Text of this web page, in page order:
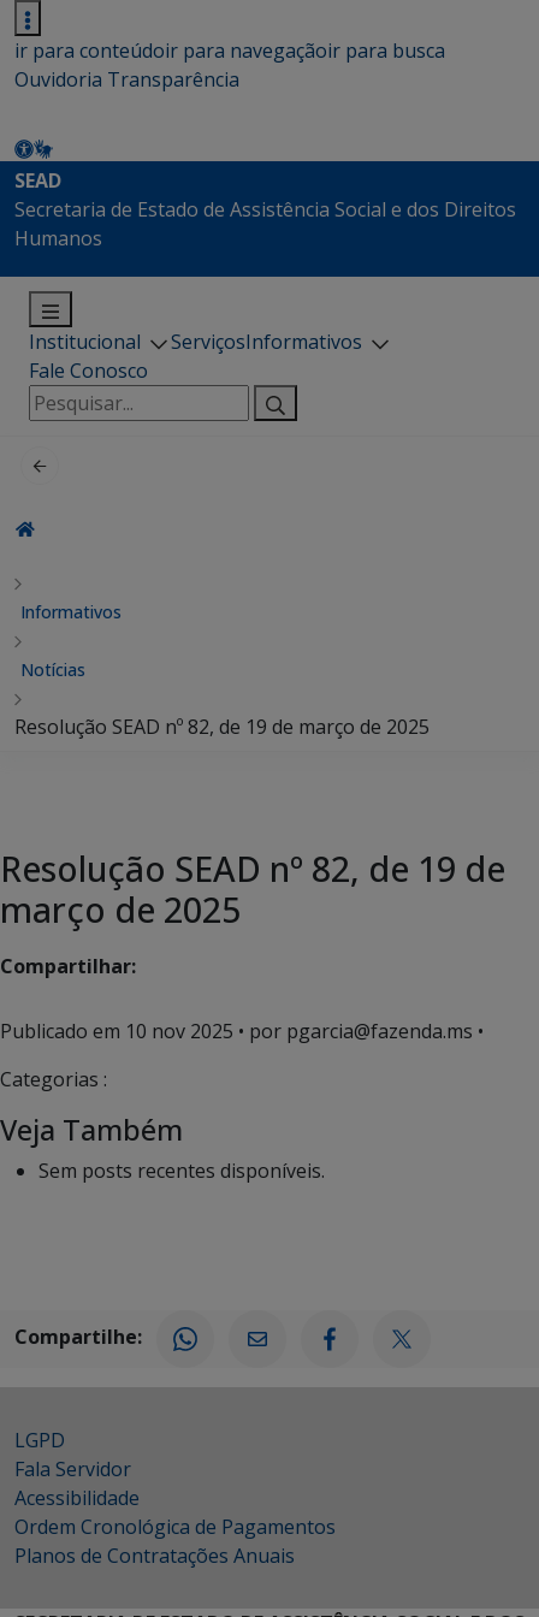
ir para conteúdoir para navegaçãoir para busca
Ouvidoria Transparência
SEAD
Secretaria de Estado de Assistência Social e dos Direitos
Humanos
Institucional ServiçosInformativos
Fale Conosco
Pesquisar
por:
Informativos
Notícias
Resolução SEAD nº 82, de 19 de março de 2025
Resolução SEAD nº 82, de 19 de
março de 2025
Compartilhar:
Publicado em 10 nov 2025 • por pgarcia@fazenda.ms •
Categorias :
Veja Também
Sem posts recentes disponíveis.
Compartilhe:
LGPD
Fala Servidor
Acessibilidade
Ordem Cronológica de Pagamentos
Planos de Contratações Anuais